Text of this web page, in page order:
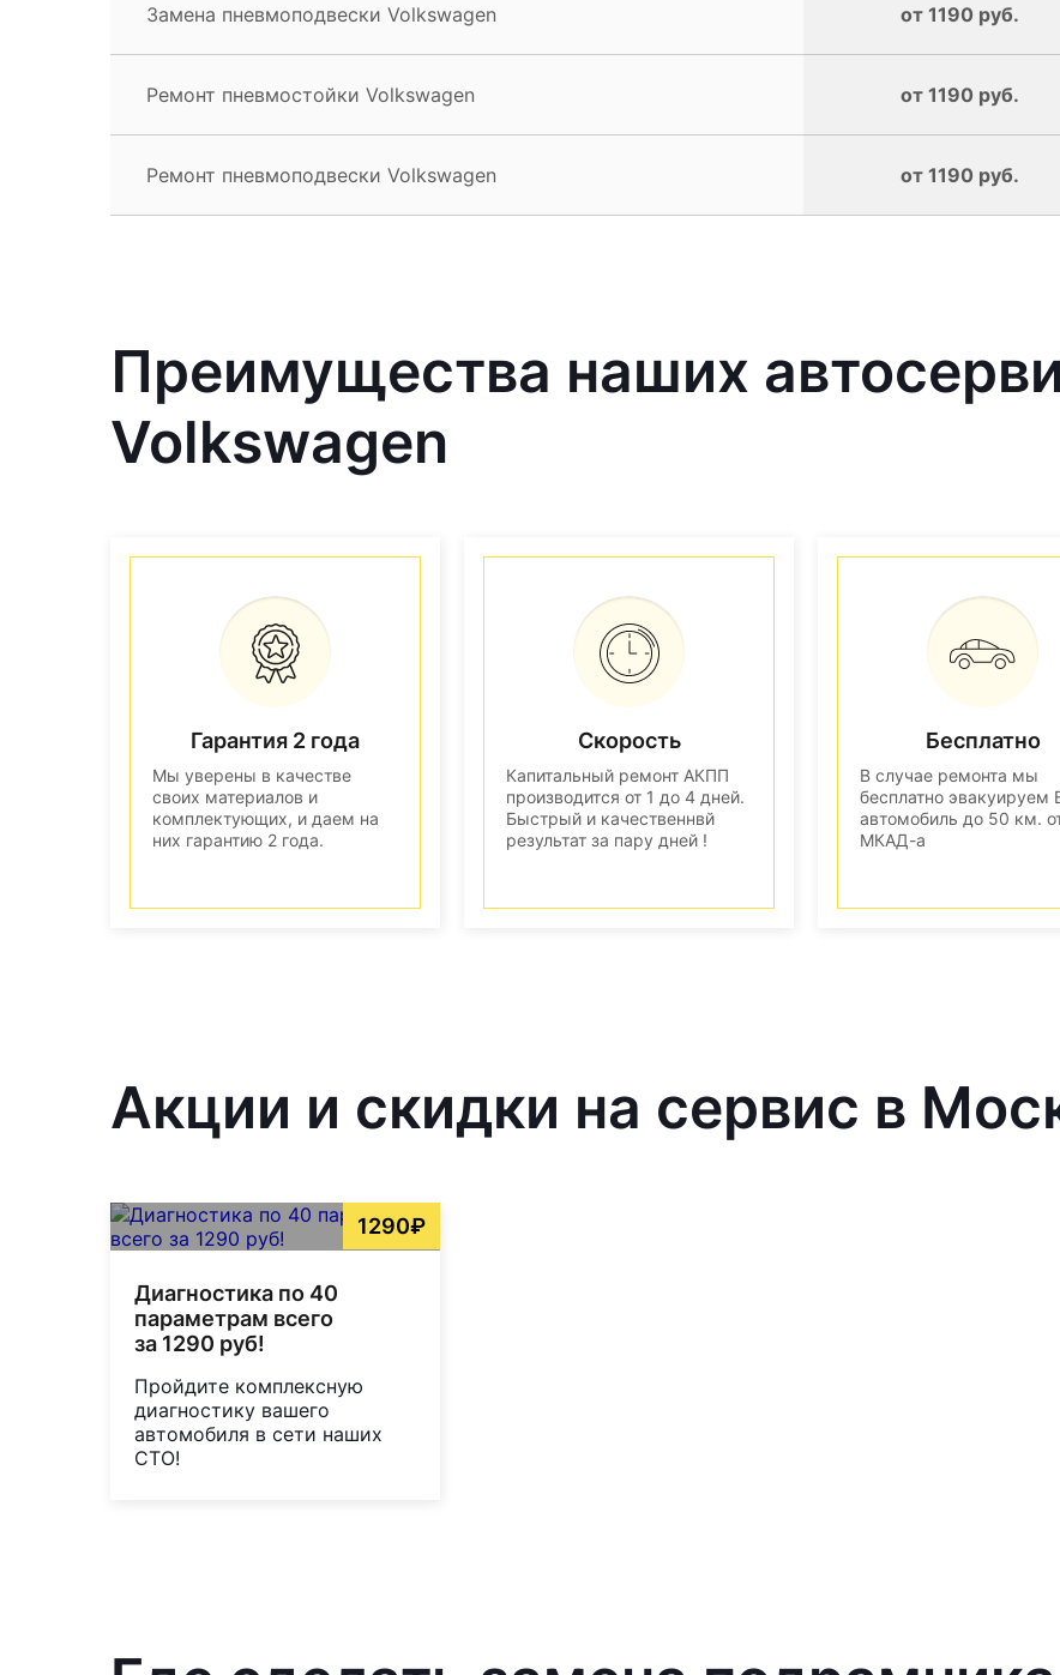
Замена пневмоподвески Volkswagen от 1190 руб.
Ремонт пневмостойки Volkswagen от 1190 руб.
Ремонт пневмоподвески Volkswagen от 1190 руб.
Преимущества наших
Volkswagen
Гарантия 2 года
Мы уверены в качестве
своих материалов и
комплектующих, и даем на
них гарантию 2 года.
Скорость
Капитальный ремонт АКПП
производится от 1 до 4 дней.
Быстрый и качественнвй
результат за пару дней !
Бесплатно
В случае ремонта мы
бесплатно эвакуируем
автомобиль до 50 км.
МКАД-а
Акции и скидки на сервис в
1290₽
Диагностика по 40
параметрам всего
за 1290 руб!
Пройдите комплексную
диагностику вашего
автомобиля в сети наших
СТО!